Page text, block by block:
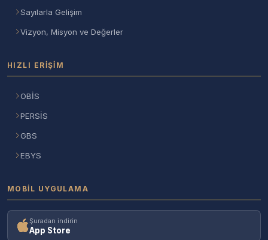
Sayılarla Gelişim
Vizyon, Misyon ve Değerler
HIZLI ERIŞIM
OBİS
PERSİS
GBS
EBYS
MOBIL UYGULAMA
Şuradan indirin
App Store